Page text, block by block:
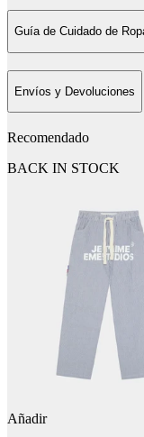
Guía de Cuidado de
Envíos y Devoluciones
Recomendado
BACK IN STOCK
Añadir